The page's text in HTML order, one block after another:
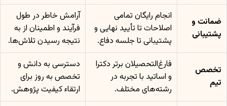
ضمانت و
پشتیبانی
انجام رایگان تمامی
اصلاحات تا تأیید نهایی و
پشتیبانی تا جلسه دفاع.
آرامش خاطر در طول
فرآیند و اطمینان از به
نتیجه رسیدن تلاش‌ها.
تخصص
تیم
فارغ‌التحصیلان برتر دکترا
و اساتید با تجربه در
رشته‌های مختلف.
دسترسی به دانش و
تخصص به روز برای
ارتقاء کیفیت پژوهش.